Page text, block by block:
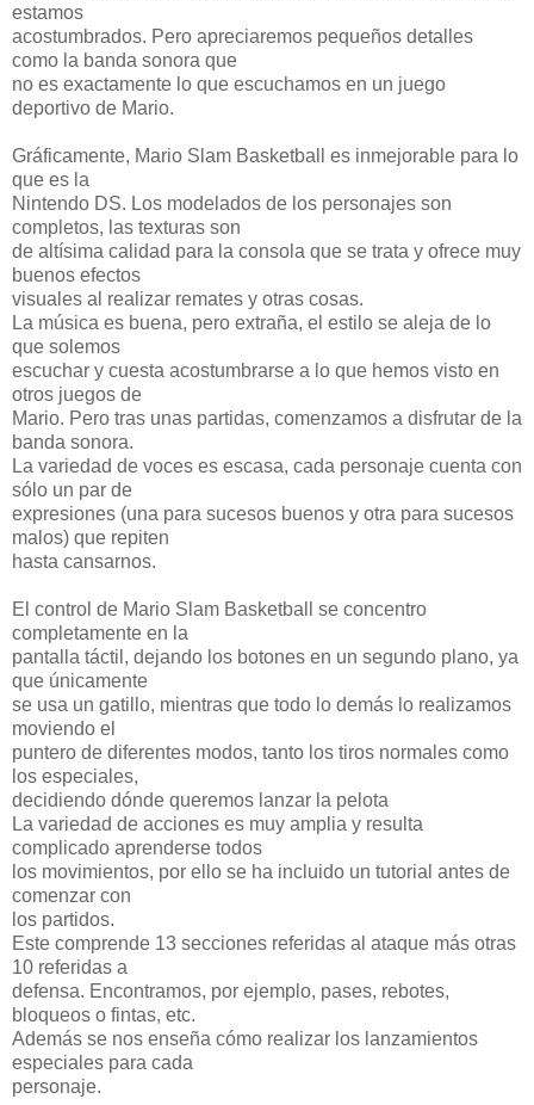
estamos
acostumbrados. Pero apreciaremos pequeños detalles
como la banda sonora que
no es exactamente lo que escuchamos en un juego
deportivo de Mario.
Gráficamente, Mario Slam Basketball es inmejorable para lo
que es la
Nintendo DS. Los modelados de los personajes son
completos, las texturas son
de altísima calidad para la consola que se trata y ofrece muy
buenos efectos
visuales al realizar remates y otras cosas.
La música es buena, pero extraña, el estilo se aleja de lo
que solemos
escuchar y cuesta acostumbrarse a lo que hemos visto en
otros juegos de
Mario. Pero tras unas partidas, comenzamos a disfrutar de la
banda sonora.
La variedad de voces es escasa, cada personaje cuenta con
sólo un par de
expresiones (una para sucesos buenos y otra para sucesos
malos) que repiten
hasta cansarnos.
El control de Mario Slam Basketball se concentro
completamente en la
pantalla táctil, dejando los botones en un segundo plano, ya
que únicamente
se usa un gatillo, mientras que todo lo demás lo realizamos
moviendo el
puntero de diferentes modos, tanto los tiros normales como
los especiales,
decidiendo dónde queremos lanzar la pelota
La variedad de acciones es muy amplia y resulta
complicado aprenderse todos
los movimientos, por ello se ha incluido un tutorial antes de
comenzar con
los partidos.
Este comprende 13 secciones referidas al ataque más otras
10 referidas a
defensa. Encontramos, por ejemplo, pases, rebotes,
bloqueos o fintas, etc.
Además se nos enseña cómo realizar los lanzamientos
especiales para cada
personaje.